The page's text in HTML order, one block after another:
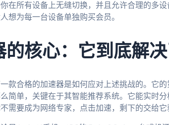
在所有设备上无缝切换，并且允许合理的多
想为每一台设备单独购买会员。
核心：它到底解决
款合格的加速器是如何应对上述挑战的。它
简单，关键在于其智能推荐系统。它能实时
需要成为网络专家，点击加速，剩下的交给它